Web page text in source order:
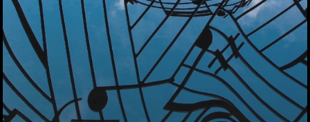
アート／文化／音楽
クラフト
コミュニティ／まちづ
ビジネス／起業／経営
アクセス
お問い合わせ
About Hyper Engawa
E:info@hyper-